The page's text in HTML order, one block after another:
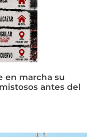
en marcha su
antes del